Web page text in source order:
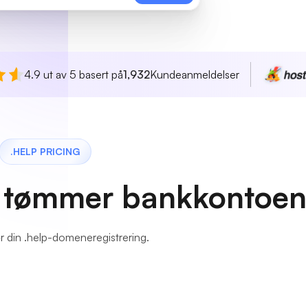
4.9 ut av 5 basert på1,932Kundeanmeldelser
.HELP PRICING
bankkontoen
din .help-domeneregistrering.